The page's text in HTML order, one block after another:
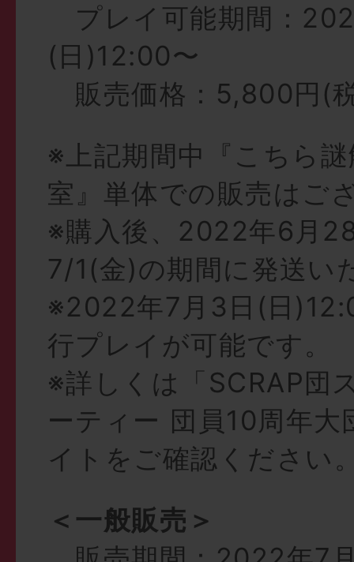
プレイ可能期間：
(日)12:00〜
販売価格：5,800円(
※上記期間中『こちら
室』単体での販売はご
※購入後、2022年6月
7/1(金)の期間に発送い
※2022年7月3日(日
行プレイが可能です。
※詳しくは「SCRAP団
ーティー 団員10周年大
イトをご確認ください
＜一般販売＞